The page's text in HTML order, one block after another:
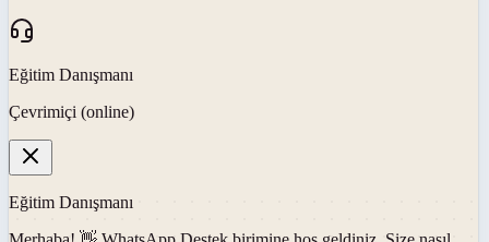
Eğitim Danışmanı
Çevrimiçi (online)
Eğitim Danışmanı